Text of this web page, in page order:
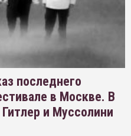
последнего
в Москве. В
и Муссолини